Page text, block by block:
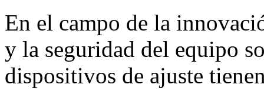
En el campo de la
y la seguridad del equipo
dispositivos de ajuste